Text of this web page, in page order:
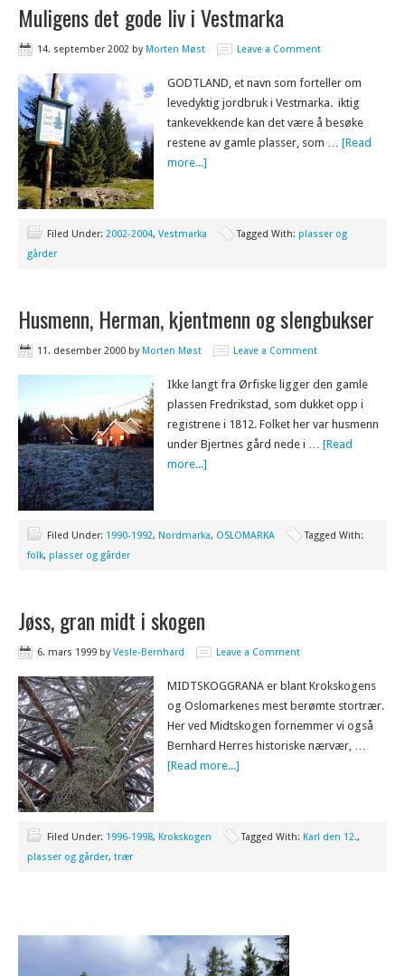
Muligens det gode liv i Vestmarka
14. september 2002 byMorten Møst Leave a Comment
GODTLAND, et navn som forteller om
levedyktig jordbruk i Vestmarka. iktig
tankevekkende kan det være å besøke
restene av gamle plasser, som … [Read
more...]
Filed Under: 2002-2004, Vestmarka Tagged With: plasser og
gårder
Husmenn, Herman, kjentmenn og slengbukser
11. desember 2000 byMorten Møst Leave a Comment
Ikke langt fra Ørfiske ligger den gamle
plassen Fredrikstad, som dukket opp i
registrene i 1812. Folket her var husmenn
under Bjertnes gård nede i … [Read
more...]
Filed Under: 1990-1992, Nordmarka, OSLOMARKA
Tagged With:
folk, plasser og gårder
Jøss, gran midt i skogen
6. mars 1999 byVesle-Bernhard Leave a Comment
MIDTSKOGGRANA er blant Krokskogens
og Oslomarkenes mest berømte stortrær.
Her ved Midtskogen fornemmer vi også
Bernhard Herres historiske nærvær, …
[Read more...]
Filed Under: 1996-1998, Krokskogen Tagged With: Karl den 12.,
plasser og gårder, trær